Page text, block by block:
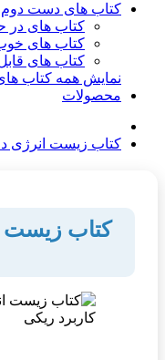
کتاب های دست دوم
کتاب های در
کتاب های
کتاب های
نمایش همه کتاب
محصولات
کتاب زیست انرژی
کتاب زیست